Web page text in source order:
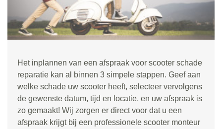
Het inplannen van een afspraak voor scooter schade
reparatie kan al binnen 3 simpele stappen. Geef aan
welke schade uw scooter heeft, selecteer vervolgens
de gewenste datum, tijd en locatie, en uw afspraak is
zo gemaakt! Wij zorgen er direct voor dat u een
afspraak krijgt bij een professionele scooter monteur